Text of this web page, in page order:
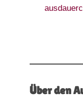
Über den